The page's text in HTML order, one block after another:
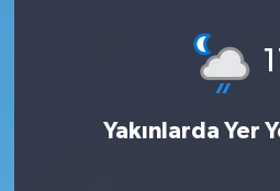
Yakınlarda Yer